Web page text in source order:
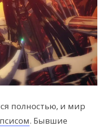
полностью, и мир
. Бывшие